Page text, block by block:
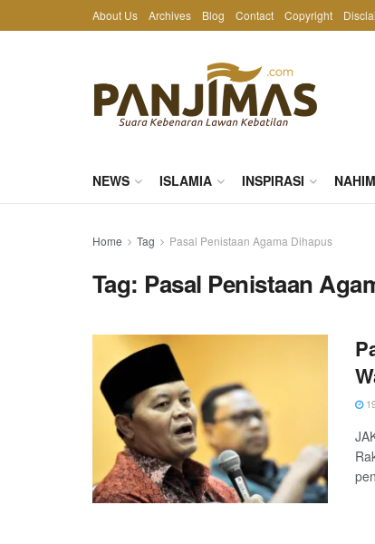
About Us Archives Blog Contact Copyright
NEWS ISLAMIA INSPIRASI
Home Tag Pasal Penistaan Agama Dihapus
Tag: Pasal Penistaan